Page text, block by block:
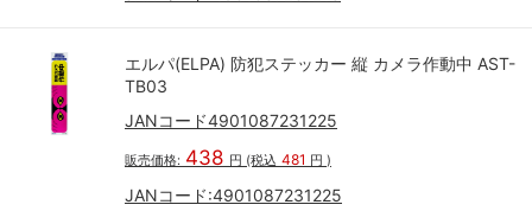
エルパ(ELPA) 防犯ステッカー 縦 カメラ作動中 AST-
TB03
JANコード4901087231225
販売価格: 438 円 (税込 481 円 )
JANコード:4901087231225